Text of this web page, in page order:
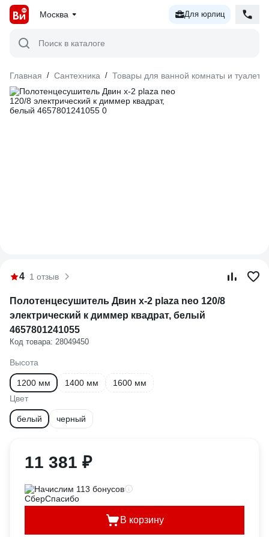
Москва Для юрлиц
Поиск в каталоге
Главная / Сантехника / Товары для ванной комнаты и туалета
4 1 отзыв
Полотенцесушитель Двин x-2 plaza neo 120/8
электрический к диммер квадрат, белый
4657801241055
Код товара: 28049450
Высота
1200 мм 1400 мм
1600 мм
Цвет
белый черный
11 381 ₽
Начислим 113 бонусов
В корзину